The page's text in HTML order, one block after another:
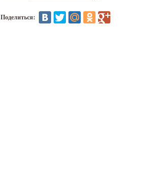
Поделиться: